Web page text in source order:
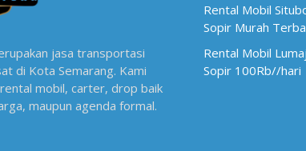
jasa transportasi
di Kota Semarang. Kami
mobil, carter, drop baik
maupun agenda formal.
Rental Mobil
Sopir Murah
Rental Mobil
Sopir 100Rb//hari